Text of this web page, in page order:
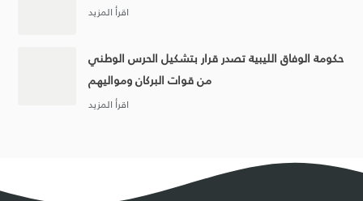
حكومة الوفاق الليبية تصدر قرار بتشكيل الحرس الوطني
من قوات البركان ومواليهم